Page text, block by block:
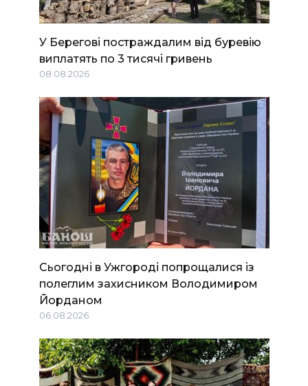
У Берегові постраждалим від буревію
виплатять по 3 тисячі гривень
08.08.2026
Сьогодні в Ужгороді попрощалися із
полеглим захисником Володимиром
Йорданом
06.08.2026